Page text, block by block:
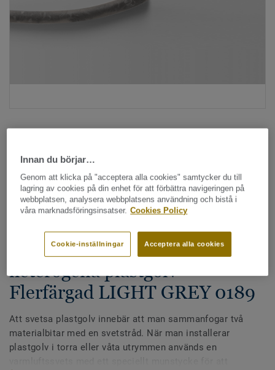
Hela kollektionen - LRV och NCS (1355)
Alla tillbehör|Svetstråd
Svetstråd - Homogena &
heterogena plastgolv -
Flerfärgad LIGHT GREY 0189
Att svetsa plastgolv innebär att man sammanfogar två
materialbitar med en svetstråd. När man installerar
plastgolv i torra eller våta utrymmen används en
Innan du börjar…
Genom att klicka på "acceptera alla cookies" samtycker du till
lagring av cookies på din enhet för att förbättra navigeringen på
webbplatsen, analysera webbplatsens användning och bistå i
våra marknadsföringsinsatser. Cookies Policy
Acceptera alla cookies
Cookie-inställningar